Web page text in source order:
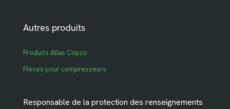
Autres produits
Produits Atlas Copco
Pièces pour compresseurs
Responsable de la protection des renseignements